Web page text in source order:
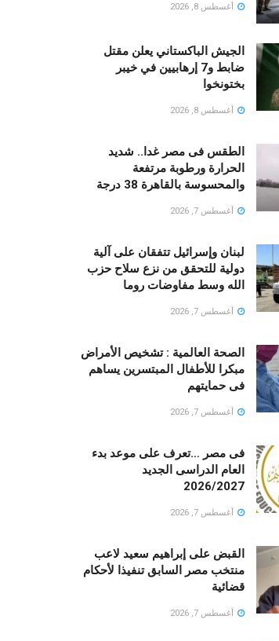
أغسطس 8, 2026
الجيش الباكستاني يعلن مقتل
ضابط و7 إرهابيين في خيبر
بختونخوا
أغسطس 8, 2026
الطقس فى مصر غدا.. شديد
الحرارة ورطوبة مرتفعة
والمحسوسة بالقاهرة 38 درجة
أغسطس 7, 2026
لبنان وإسرائيل تتفقان على آلية
دولية للتحقق من نزع سلاح حزب
الله وسط مفاوضات روما
أغسطس 7, 2026
الصحة العالمية : تشخيص الأمراض
مبكرا للأطفال المبتسرين يساهم
فى حمايتهم
أغسطس 7, 2026
فى مصر …تعرف على موعد بدء
العام الدراسى الجديد
2026/2027
أغسطس 7, 2026
القبض على إبراهيم سعيد لاعب
منتخب مصر السابق تنفيذا لأحكام
قضائية
أغسطس 7, 2026